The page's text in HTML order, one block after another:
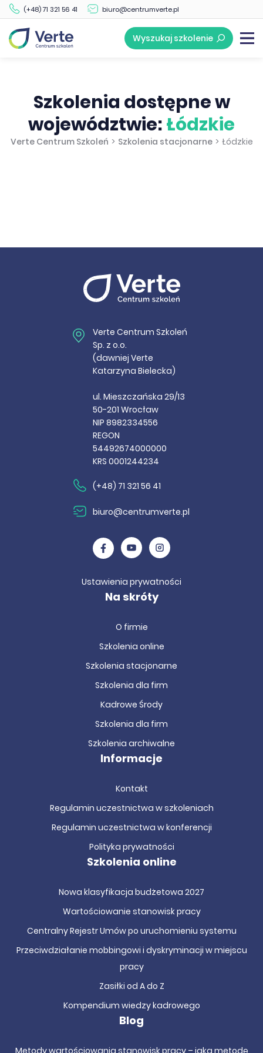
(+48) 71 321 56 41 biuro@centrumverte.pl
Wyszukaj szkolenie
Szkolenia dostępne w
województwie:Łódzkie
Verte Centrum Szkoleń > Szkolenia stacjonarne > Łódzkie
Verte Centrum Szkoleń
Sp. z o.o.
(dawniej Verte
Katarzyna Bielecka)
ul. Mieszczańska 29/13
50-201 Wrocław
NIP 8982334556
REGON
54492674000000
KRS 0001244234
(+48) 71 321 56 41
biuro@centrumverte.pl
Ustawienia prywatności
Na skróty
O firmie
Szkolenia online
Szkolenia stacjonarne
Szkolenia dla firm
Kadrowe Środy
Szkolenia dla firm
Szkolenia archiwalne
Informacje
Kontakt
Regulamin uczestnictwa w szkoleniach
Regulamin uczestnictwa w konferencji
Polityka prywatności
Szkolenia online
Nowa klasyfikacja budżetowa 2027
Wartościowanie stanowisk pracy
Centralny Rejestr Umów po uruchomieniu systemu
Przeciwdziałanie mobbingowi i dyskryminacji w miejscu
pracy
Zasiłki od A do Z
Kompendium wiedzy kadrowego
Blog
Metody wartościowania stanowisk pracy – jaką metodę